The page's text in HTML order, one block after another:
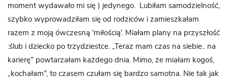
moment wydawało mi się ) jedynego. Lubiłam samodzielność,
szybko wyprowadziłam się od rodziców i zamieszkałam
razem z moją ówczesną 'miłością’. Miałam plany na przyszłość
:ślub i dziecko po trzydziestce. „Teraz mam czas na siebie.. na
karierę” powtarzałam każdego dnia. Mimo, że miałam kogoś,
„kochałam”, to czasem czułam się bardzo samotna. Nie tak jak